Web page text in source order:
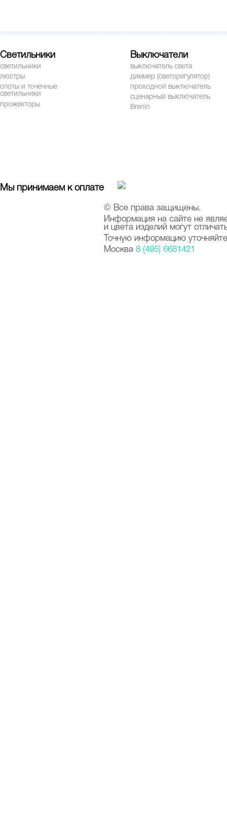
Светильники
светильники
люстры
споты и точечные
светильники
прожекторы
Выключатели
выключатель света
диммер (светорегулятор)
проходной выключатель
сценарный выключатель
Brenin
Мы принимаем к оплате
© Все права защищены.
Информация на сайте не
и цвета изделий могут
Точную информацию
Москва 8 (495) 6681421